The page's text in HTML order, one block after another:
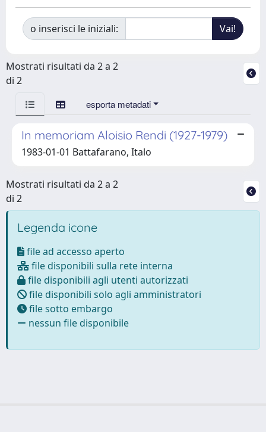
o inserisci le iniziali:
Mostrati risultati da 2 a 2
di 2
esporta metadati
In memoriam Aloisio Rendi (1927-1979)
1983-01-01 Battafarano, Italo
Mostrati risultati da 2 a 2
di 2
Legenda icone
file ad accesso aperto
file disponibili sulla rete interna
file disponibili agli utenti autorizzati
file disponibili solo agli amministratori
file sotto embargo
nessun file disponibile